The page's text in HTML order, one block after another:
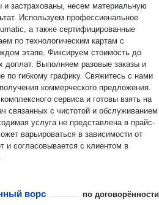
и застрахованы, несем материальную
Используем профессиональное
а также сертифицированные
по технологическим картам с
этапе. Фиксируем стоимость до
доплат. Выполняем разовые заказы и
по гибкому графику. Свяжитесь с нами
коммерческого предложения.
сервиса и готовы взять на
связанных с чистотой и обслуживанием
услуга не представлена в прайс-
варьироваться в зависимости от
и согласовывается с клиентом в
ворс по договорённости